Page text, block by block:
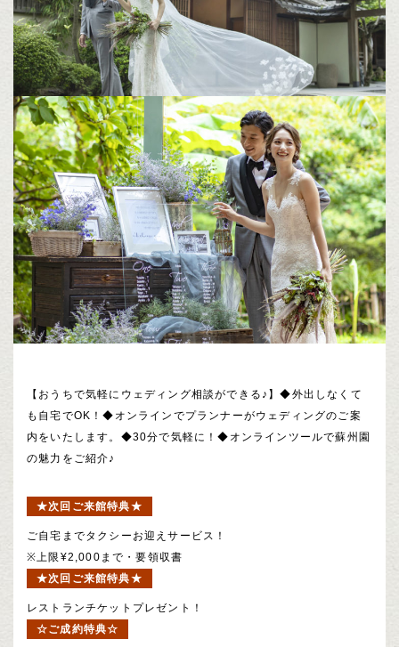
【おうちで気軽にウェディング相談ができる♪】◆外出しなくて
も自宅でOK！◆オンラインでプランナーがウェディングのご案
内をいたします。◆30分で気軽に！◆オンラインツールで蘇州園
の魅力をご紹介♪
★次回ご来館特典★
ご自宅までタクシーお迎えサービス！
※上限¥2,000まで・要領収書
★次回ご来館特典★
レストランチケットプレゼント！
☆ご成約特典☆